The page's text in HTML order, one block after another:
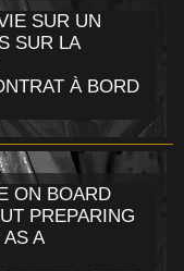
SUR UN
SUR LA
À BORD
ON BOARD
PREPARING
A